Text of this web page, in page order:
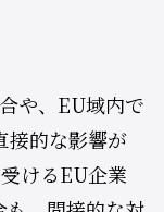
や、EU域内で
接的な影響が
けるEU企業